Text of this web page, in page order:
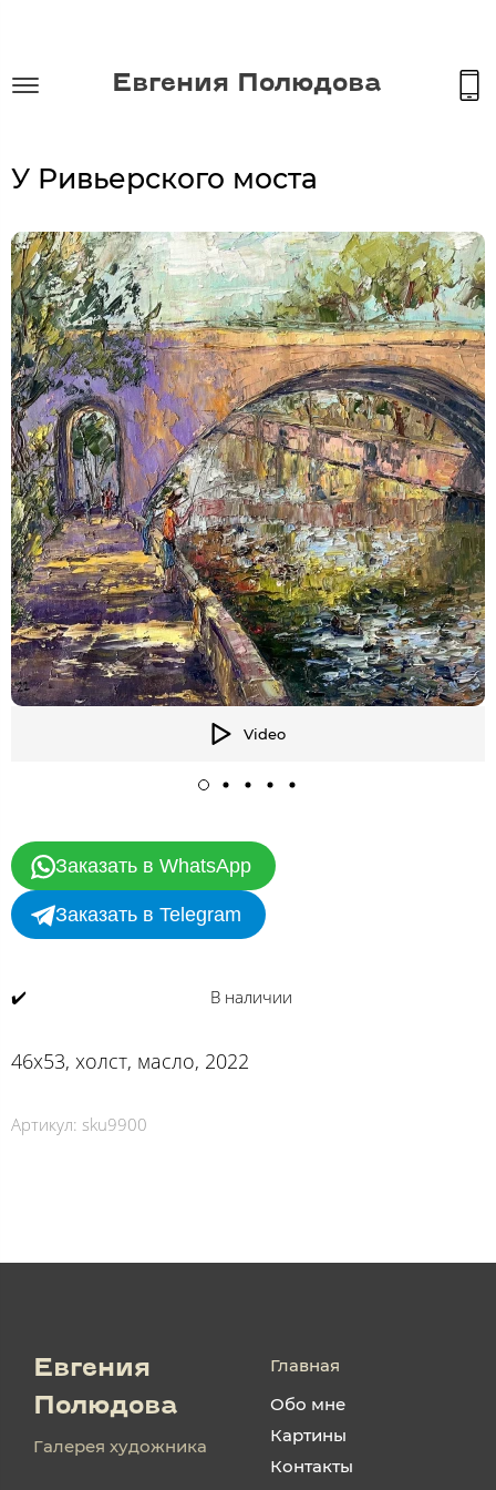
Евгения Полюдова
У Ривьерского моста
Video
Заказать в WhatsApp
Заказать в Telegram
✔️ В наличии
46х53, холст, масло, 2022
Артикул: sku9900
Евгения
Полюдова
Галерея художника
Главная
Обо мне
Картины
Контакты